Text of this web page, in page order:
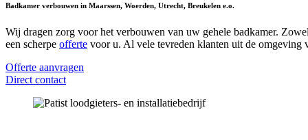
Badkamer verbouwen in Maarssen, Woerden, Utrecht, Breukelen e.o.
Wij dragen zorg voor het verbouwen van uw gehele badkamer.
een scherpe offerte voor u. Al vele tevreden klanten uit de omgeving
Offerte aanvragen
Direct contact